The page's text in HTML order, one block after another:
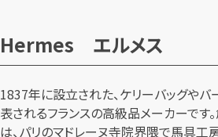
Hermes エルメス
1837年に設立された、ケリーバッグやバ
表されるフランスの高級品メーカーです
は、パリのマドレーヌ寺院界隈で馬具工